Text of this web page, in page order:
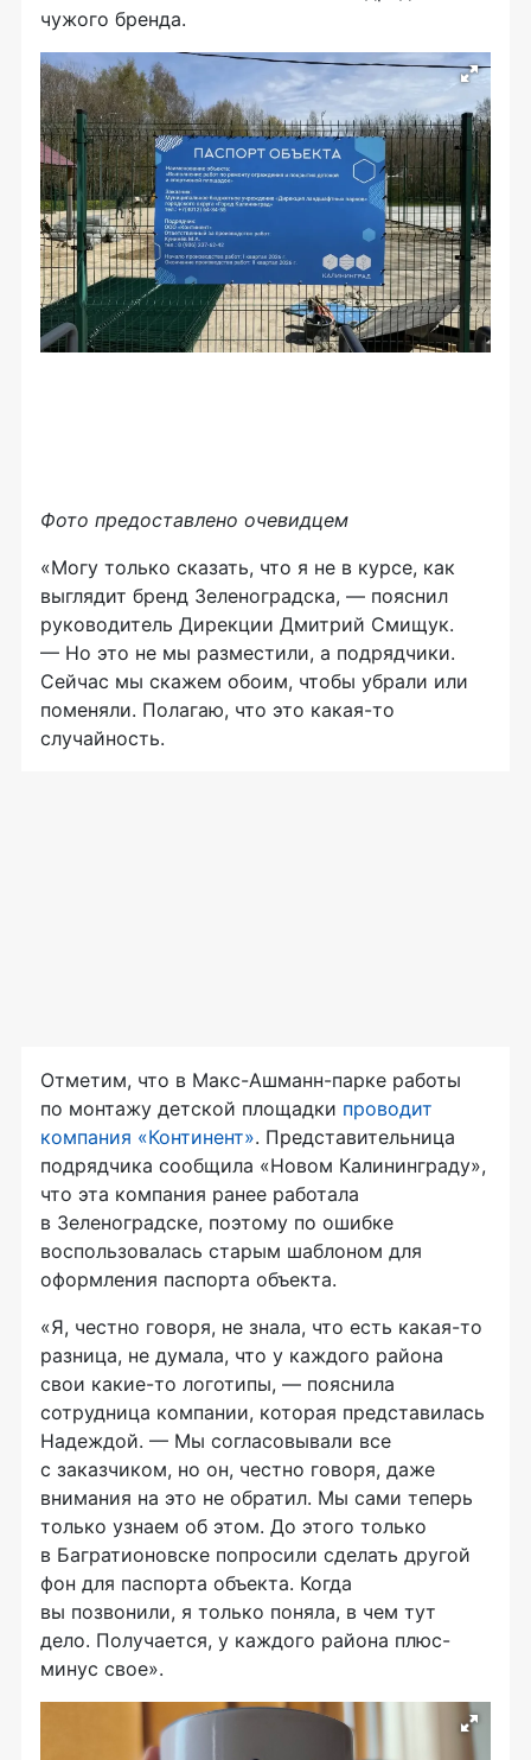
чужого бренда.
Фото предоставлено очевидцем
«Могу только сказать, что я не в курсе, как
выглядит бренд Зеленоградска, — пояснил
руководитель Дирекции Дмитрий Смищук.
— Но это не мы разместили, а подрядчики.
Сейчас мы скажем обоим, чтобы убрали или
поменяли. Полагаю, что это какая-то
случайность.
Отметим, что в Макс-Ашманн-парке работы
по монтажу детской площадки проводит
компания «Континент». Представительница
подрядчика сообщила «Новом Калининграду»,
что эта компания ранее работала
в Зеленоградске, поэтому по ошибке
воспользовалась старым шаблоном для
оформления паспорта объекта.
«Я, честно говоря, не знала, что есть какая-то
разница, не думала, что у каждого района
свои какие-то логотипы, — пояснила
сотрудница компании, которая представилась
Надеждой. — Мы согласовывали все
с заказчиком, но он, честно говоря, даже
внимания на это не обратил. Мы сами теперь
только узнаем об этом. До этого только
в Багратионовске попросили сделать другой
фон для паспорта объекта. Когда
вы позвонили, я только поняла, в чем тут
дело. Получается, у каждого района плюс-
минус свое».